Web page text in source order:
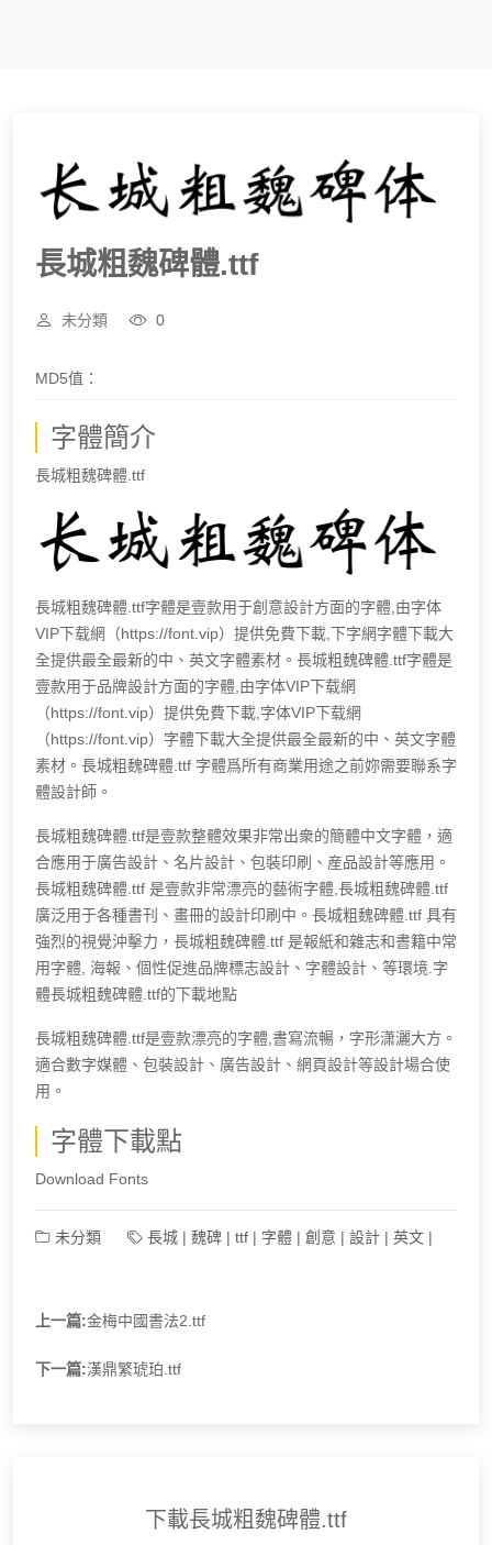
長城粗魏碑體.ttf
未分類 0
MD5值：
字體簡介
長城粗魏碑體.ttf
長城粗魏碑體.ttf字體是壹款用于創意設計方面的字體,由字体
VIP下载網（https://font.vip）提供免費下載,下字網字體下載大
全提供最全最新的中、英文字體素材。長城粗魏碑體.ttf字體是
壹款用于品牌設計方面的字體,由字体VIP下载網
（https://font.vip）提供免費下載,字体VIP下载網
（https://font.vip）字體下載大全提供最全最新的中、英文字體
素材。長城粗魏碑體.ttf 字體爲所有商業用途之前妳需要聯系字
體設計師。
長城粗魏碑體.ttf是壹款整體效果非常出衆的簡體中文字體，適
合應用于廣告設計、名片設計、包裝印刷、産品設計等應用。
長城粗魏碑體.ttf 是壹款非常漂亮的藝術字體,長城粗魏碑體.ttf
廣泛用于各種書刊、畫冊的設計印刷中。長城粗魏碑體.ttf 具有
強烈的視覺沖擊力，長城粗魏碑體.ttf 是報紙和雜志和書籍中常
用字體, 海報、個性促進品牌標志設計、字體設計、等環境.字
體長城粗魏碑體.ttf的下載地點
長城粗魏碑體.ttf是壹款漂亮的字體,書寫流暢，字形潇灑大方。
適合數字媒體、包裝設計、廣告設計、網頁設計等設計場合使
用。
字體下載點
Download Fonts
未分類 長城 | 魏碑 | ttf | 字體 | 創意 | 設計 | 英文 |
上一篇:金梅中國書法2.ttf
下一篇:漢鼎繁琥珀.ttf
下載長城粗魏碑體.ttf